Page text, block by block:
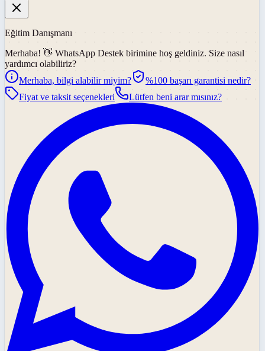
Eğitim Danışmanı
Merhaba! 👋 WhatsApp Destek birimine hoş geldiniz. Size nasıl
yardımcı olabiliriz?
Merhaba, bilgi alabilir miyim?
%100 başarı garantisi nedir?
Fiyat ve taksit seçenekleri
Lütfen beni arar mısınız?